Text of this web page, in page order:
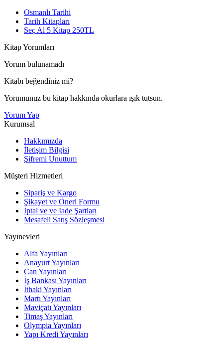
Osmanlı Tarihi
Tarih Kitapları
Seç Al 5 Kitap 250TL
Kitap Yorumları
Yorum bulunamadı
Kitabı beğendiniz mi?
Yorumunuz bu kitap hakkında okurlara ışık tutsun.
Yorum Yap
Kurumsal
Hakkımızda
İletişim Bilgisi
Şifremi Unuttum
Müşteri Hizmetleri
Sipariş ve Kargo
Şikayet ve Öneri Formu
İptal ve ve İade Şartları
Mesafeli Satış Sözleşmesi
Yayınevleri
Alfa Yayınları
Anayurt Yayınları
Can Yayınları
İş Bankası Yayınları
İthaki Yayınları
Martı Yayınları
Maviçatı Yayınları
Timaş Yayınları
Olympia Yayınları
Yapı Kredi Yayınları